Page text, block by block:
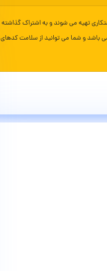
تهیه می شوند و به اشتراک گذاشته
باشد و شما می توانید از سلامت کدهای